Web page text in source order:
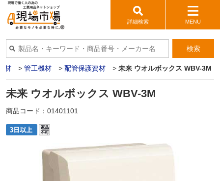
詳細検索 MENU
検索
材 > 管工機材 > 配管保護資材 > 未来 ウオルボックス WBV-3M
未来 ウオルボックス WBV-3M
商品コード： 01401101